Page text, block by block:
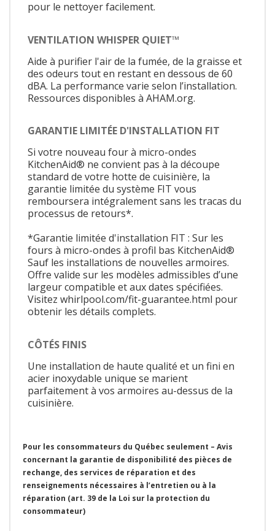
pour le nettoyer facilement.
VENTILATION WHISPER QUIET™
Aide à purifier l'air de la fumée, de la graisse et
des odeurs tout en restant en dessous de 60
dBA. La performance varie selon l’installation.
Ressources disponibles à AHAM.org.
GARANTIE LIMITÉE D'INSTALLATION FIT
Si votre nouveau four à micro-ondes
KitchenAid® ne convient pas à la découpe
standard de votre hotte de cuisinière, la
garantie limitée du système FIT vous
remboursera intégralement sans les tracas du
processus de retours*.
*Garantie limitée d'installation FIT : Sur les
fours à micro-ondes à profil bas KitchenAid®
Sauf les installations de nouvelles armoires.
Offre valide sur les modèles admissibles d’une
largeur compatible et aux dates spécifiées.
Visitez whirlpool.com/fit-guarantee.html pour
obtenir les détails complets.
CÔTÉS FINIS
Une installation de haute qualité et un fini en
acier inoxydable unique se marient
parfaitement à vos armoires au-dessus de la
cuisinière.
Pour les consommateurs du Québec seulement – Avis
concernant la garantie de disponibilité des pièces de
rechange, des services de réparation et des
renseignements nécessaires à l’entretien ou à la
réparation (art. 39 de la Loi sur la protection du
consommateur)